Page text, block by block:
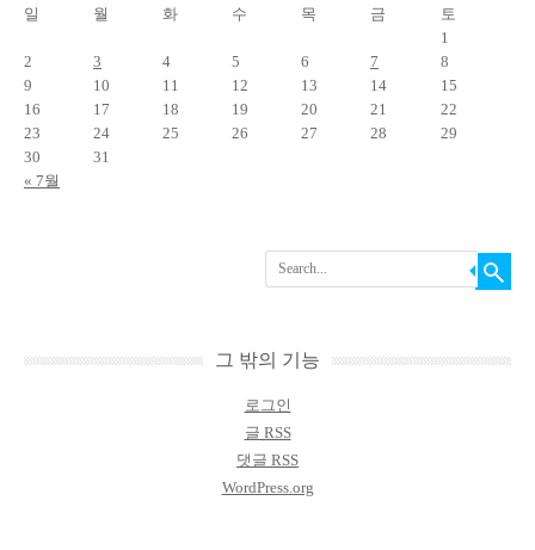
일
월 화 수 목 금 토
« 7월
1
2
3 4 5 6 7
8
9
10 11 12 13 14
15
16
17 18 19 20 21
22
23
24 25 26 27 28
29
30
31
Search
그 밖의 기능
로그인
글 RSS
댓글 RSS
WordPress.org